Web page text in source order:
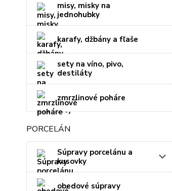
misy, misky na
jednohubky
karafy, džbány a fľaše
sety na víno, pivo,
destiláty
zmrzlinové poháre
PORCELÁN
Súpravy porcelánu a
kusovky
obedové súpravy